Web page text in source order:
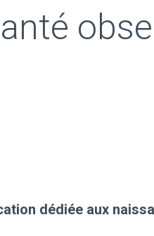
dédiée aux